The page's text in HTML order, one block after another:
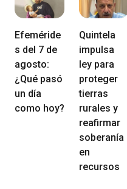
Efeméride
s del 7 de
agosto:
¿Qué pasó
un día
como hoy?
Quintela
impulsa
ley para
proteger
tierras
rurales y
reafirmar
soberanía
en
recursos